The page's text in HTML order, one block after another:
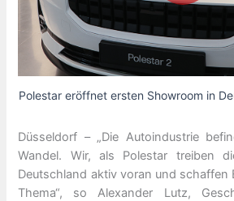
Polestar eröffnet ersten Showroom in
Düsseldorf – „Die Autoindustrie
Wandel. Wir, als Polestar treiben
Deutschland aktiv voran und schaffen
Thema“, so Alexander Lutz,